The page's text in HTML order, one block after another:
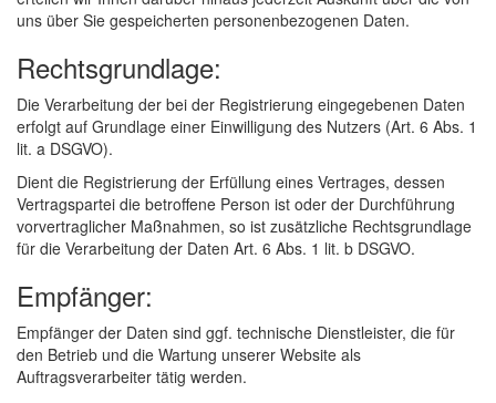
uns über Sie gespeicherten personenbezogenen Daten.
Rechtsgrundlage:
Die Verarbeitung der bei der Registrierung eingegebenen Daten
erfolgt auf Grundlage einer Einwilligung des Nutzers (Art. 6 Abs. 1
lit. a DSGVO).
Dient die Registrierung der Erfüllung eines Vertrages, dessen
Vertragspartei die betroffene Person ist oder der Durchführung
vorvertraglicher Maßnahmen, so ist zusätzliche Rechtsgrundlage
für die Verarbeitung der Daten Art. 6 Abs. 1 lit. b DSGVO.
Empfänger:
Empfänger der Daten sind ggf. technische Dienstleister, die für
den Betrieb und die Wartung unserer Website als
Auftragsverarbeiter tätig werden.